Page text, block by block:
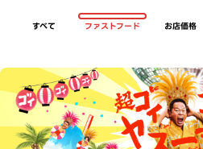
すべて ファストフード お店価格
超ゴイゴイヤスー夏祭